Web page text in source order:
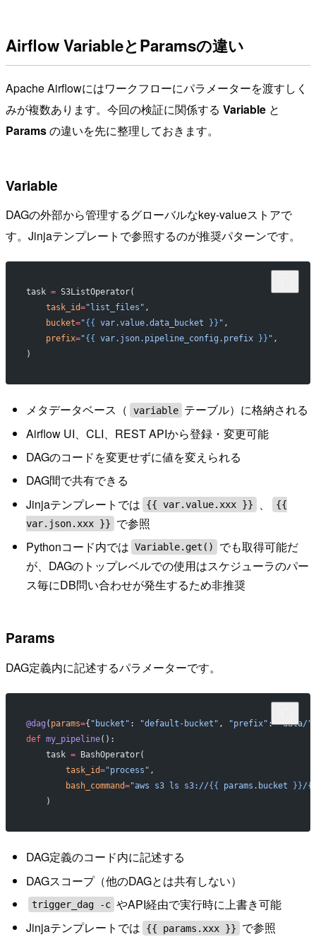
Airflow VariableとParamsの違い
Apache Airflowにはワークフローにパラメーターを渡すしく
みが複数あります。今回の検証に関係する Variable と
Paramsの違いを先に整理しておきます。
Variable
DAGの外部から管理するグローバルなkey-valueストアで
す。Jinjaテンプレートで参照するのが推奨パターンです。
task = S3ListOperator(
    task_id
="list_files" ,
    bucket
="{{ var.value.data_bucket }} " ,
    prefix
="{{ var.json.pipeline_config.prefix }} " ,
)
メタデータベース（ variable テーブル）に格納される
Airflow UI、CLI、REST APIから登録・変更可能
DAGのコードを変更せずに値を変えられる
DAG間で共有できる
Jinjaテンプレートでは
{{ var.value.xxx }} 、
{{
var.json.xxx }}
で参照
Pythonコード内では Variable.get()
でも取得可能だ
が、DAGのトップレベルでの使用はスケジューラのパー
ス毎にDB問い合わせが発生するため非推奨
Params
DAG定義内に記述するパラメーターです。
@dag ( params={ "bucket" : "default-bucket" , "prefix" : "data/"
def my_pipeline():
    task
= BashOperator(
        task_id
="process" ,
        bash_command
="aws s3 ls s3://{{ params.bucket }}/
    )
DAG定義のコード内に記述する
DAGスコープ（他のDAGとは共有しない）
trigger_dag -c やAPI経由で実行時に上書き可能
Jinjaテンプレートでは
{{ params.xxx }} で参照